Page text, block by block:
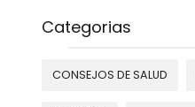
Categorias
CONSEJOS DE SALUD